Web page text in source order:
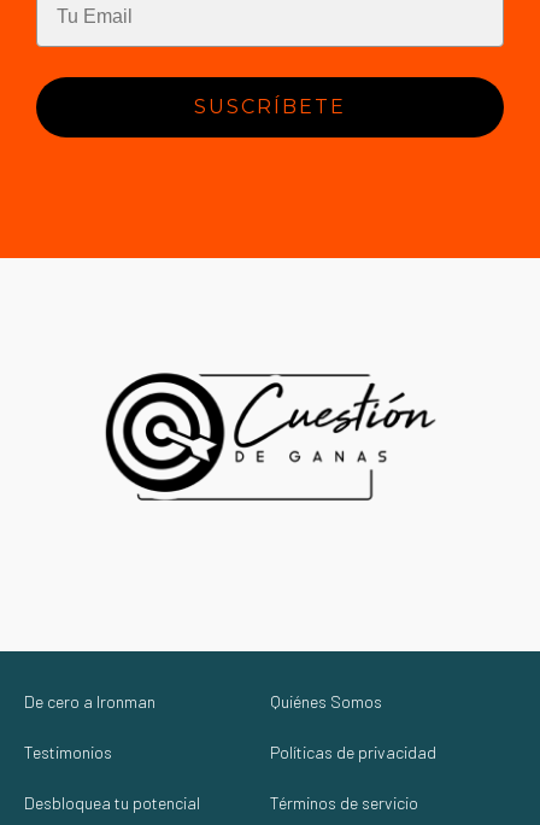
SUSCRÍBETE
De cero a Ironman
Testimonios
Desbloquea tu potencial
Quiénes Somos
Políticas de privacidad
Términos de servicio